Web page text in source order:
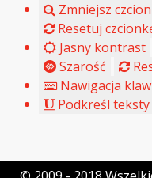
Zmniejsz
Resetuj
Jasny kontrast
Szarość
Nawigacja
Podkreśl teksty